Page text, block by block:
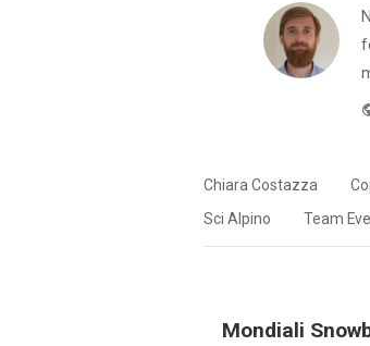
Chiara Costazza
Sci Alpino
Team
Mondiali